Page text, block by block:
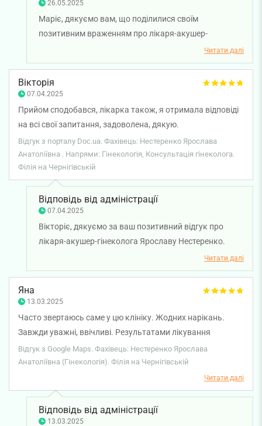
26.05.2025
Маріє, дякуємо вам, що поділилися своїм
позитивним враженням про лікаря-акушер-
гінеколога Ярославу Нестеренко. Бажаємо вам
міцного здоров'я!
Читати далі
Вікторія
07.04.2025
Прийом сподобався, лікарка також, я отримала відповіді
на всі свої запитання, задоволена, дякую.
Відгук з порталу Doc.ua. Фахівець: Нестеренко Ярослава
Анатоліївна . Напрями: Гінекологія, Консультація гінеколога.
Філія на Чернігівській
Відповідь від адміністрації
07.04.2025
Вікторіє, дякуємо за ваш позитивний відгук про
лікаря-акушер-гінеколога Ярославу Нестеренко.
Читати далі
Яна
13.03.2025
Часто звертаюсь саме у цю клініку. Жодних нарікань.
Завжди уважні, ввічливі. Результатами лікування
задоволена. Особливо хотіла б відмітити Нестеренко
Ярославу Анатоліївну. Дуже приємна і чудовий лікар!!!
Відгук з Google Maps. Фахівець: Нестеренко Ярослава
Анатоліївна (Гінекологія). Філія на Чернігівській
Читати далі
Відповідь від адміністрації
13.03.2025